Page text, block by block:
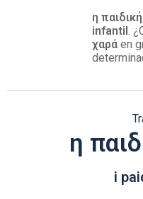
η
infantil.
χαρά en
η
i